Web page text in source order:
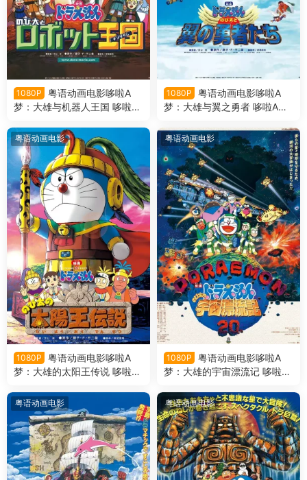
1080P
粤语动画电影哆啦A
梦：大雄与机器人王国 哆啦A
粤语版
1080P
粤语动画电影哆啦A
梦：大雄与翼之勇者 哆啦A梦
版
粤语动画电影
1080P
粤语动画电影哆啦A
梦：大雄的太阳王传说 哆啦A
粤语版
粤语动画电影
1080P
粤语动画电影哆啦A
梦：大雄的宇宙漂流记 哆啦A
粤语版
粤语动画电影 粤语动画电影